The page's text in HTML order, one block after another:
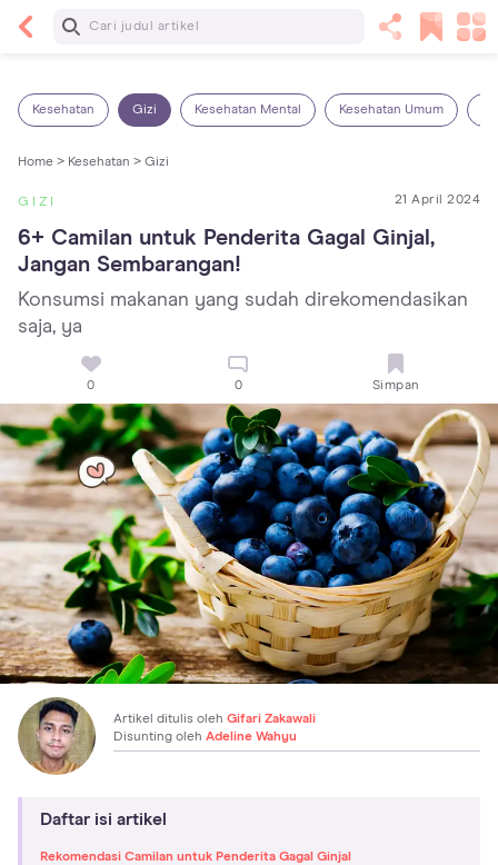
Baca Selanjutnya
Kesehatan Gizi Kesehatan Mental Kesehatan Umum
Home > Kesehatan > Gizi
GIZI 21 April 2024
6+ Camilan untuk Penderita Gagal Ginjal,
Jangan Sembarangan!
Konsumsi makanan yang sudah direkomendasikan
saja, ya
0 0 Simpan
Artikel ditulis oleh Gifari Zakawali
Disunting oleh Adeline Wahyu
Daftar isi artikel
Rekomendasi Camilan untuk Penderita Gagal Ginjal